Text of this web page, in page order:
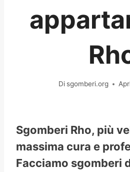
Di sgomberi.org
Sgomberi Rho, più
massima cura e
Facciamo sgomberi